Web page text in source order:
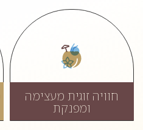
חוויה זוגית מעצימה
ומפנקת